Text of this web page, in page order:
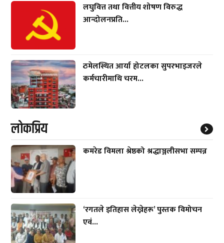
लघुवित्त तथा वित्तीय शोषण विरुद्ध
आन्दोलनप्रति...
ठमेलस्थित आर्या होटलका सुपरभाइजरले
कर्मचारीमाथि चरम...
लाेकप्रिय
कमरेड विमला श्रेष्ठको श्रद्धाञ्जलीसभा सम्पन्न
‘रगतले इतिहास लेख्नेहरू’ पुस्तक विमोचन
एवं...